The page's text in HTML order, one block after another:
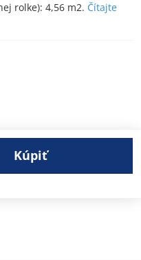
rolke): 4,56 m2. Čítajte
Kúpiť